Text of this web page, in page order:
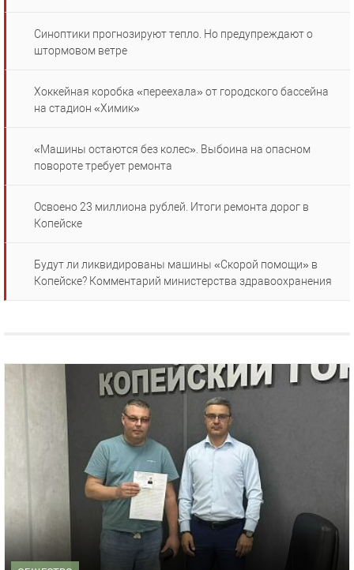
Синоптики прогнозируют тепло. Но предупреждают о
штормовом ветре
Хоккейная коробка «переехала» от городского бассейна
на стадион «Химик»
«Машины остаются без колес». Выбоина на опасном
повороте требует ремонта
Освоено 23 миллиона рублей. Итоги ремонта дорог в
Копейске
Будут ли ликвидированы машины «Скорой помощи» в
Копейске? Комментарий министерства здравоохранения